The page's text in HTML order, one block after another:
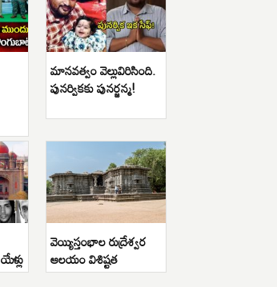
మానవత్వం వెల్లువిరిసింది.
పునర్వికకు పునర్జన్మ!
వెయ్యిస్తంభాల రుద్రేశ్వర
ఆలయం విశిష్టత